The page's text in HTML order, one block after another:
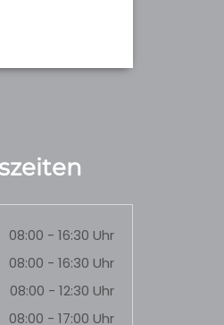
08:00 - 16:30 Uhr
08:00 - 16:30 Uhr
08:00 - 12:30 Uhr
08:00 - 17:00 Uhr